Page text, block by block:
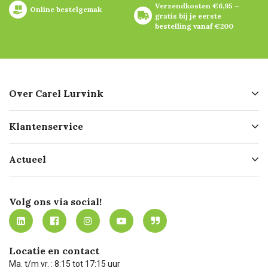
Online bestelgemak
Verzendkosten €6,95 –
gratis bij je eerste
bestelling vanaf €200
Over Carel Lurvink
Geschiedenis
Missie
Werken bij Carel Lurvink
MVO
Klantenservice
Bezorgen
Mijn Carel Lurvink
Mijn Carel Lurvink instructievideo's
Carel Lurvink App
Hulp op afstand
Technische dienst
Actueel
Innovation LAB
Tevreden klanten
Carel Lurvink Blog
Carel de podcast
Volg ons via social!
Locatie en contact
Ma. t/m vr. : 8:15 tot 17:15 uur